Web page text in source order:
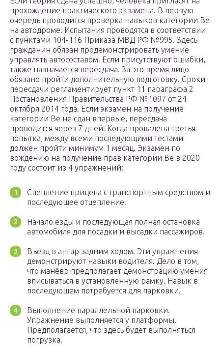
прохождение практического экзамена. В первую
очередь проводится проверка навыков категории Be
на автодроме. Испытания проводятся в соответствии
с пунктами 104-116 Приказа МВД РФ №995. Здесь
гражданин обязан продемонстрировать умение
управлять автосоставом. Если присутствуют ошибки,
также назначается пересдача. За это время лицо
обязано пройти дополнительную подготовку. Сроки
пересдачи регламентирует пункт 11 параграфа 2
Постановления Правительства РФ №1097 от 24
октября 2014 года. Если экзамен на получение
категории Ве не сдан впервые, пересдача
проводится через 7 дней. Когда провалена третья
попытка, между всеми последующими тестами
должен пройти минимум 1 месяц. Экзамен по
вождению на получение прав категории Be в 2020
году состоит из 4 упражнений:
Сцепление прицепа с транспортным средством и
последующее отцепление.
Начало езды и последующая полная остановка
автомобиля для посадки и высадки пассажиров.
Въезд в ангар задним ходом. Эти упражнения
демонстрируют навыки водителя. Дело в том,
что манёвр предполагает демонстрацию умения
вписываться в установленную рамку. Навык в
последующем потребуется для парковки.
Выполнение параллельной парковки.
Упражнение выполняется у платформы.
Предполагается, что здесь будет выполняться
погрузка.